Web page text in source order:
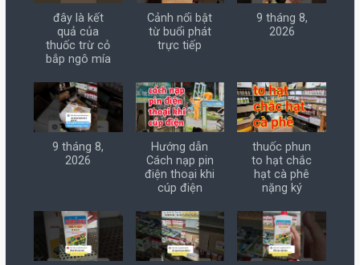
đây là kết
quả của
thuốc trừ cỏ
bắp ngô mía
Cảnh nổi bật
từ buổi phát
trực tiếp
9 tháng 8,
2026
9 tháng 8,
2026
Hướng dẫn
Cách nạp pin
điện thoại khi
cúp điện
thuốc phun
to hạt chắc
hạt cà phê
nặng ký